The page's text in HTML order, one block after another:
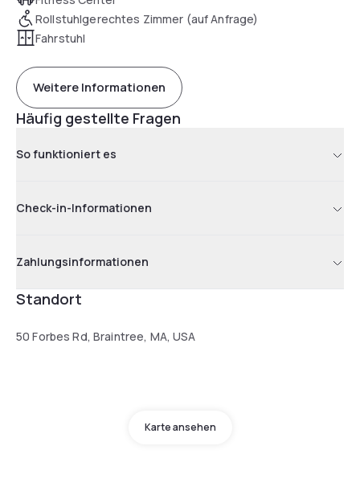
Rollstuhlgerechtes Zimmer (auf Anfrage)
Fahrstuhl
Weitere Informationen
Häufig gestellte Fragen
So funktioniert es
Check-in-Informationen
Zahlungsinformationen
Standort
50 Forbes Rd, Braintree, MA, USA
Karte ansehen